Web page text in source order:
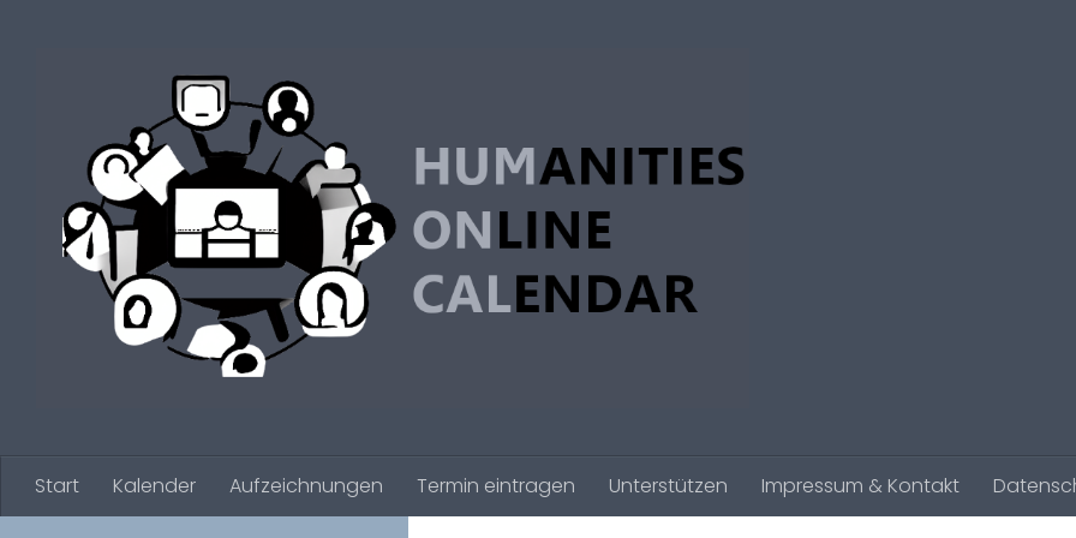
Start Kalender Aufzeichnungen Termin eintragen Unterstützen Impressum & Kontakt